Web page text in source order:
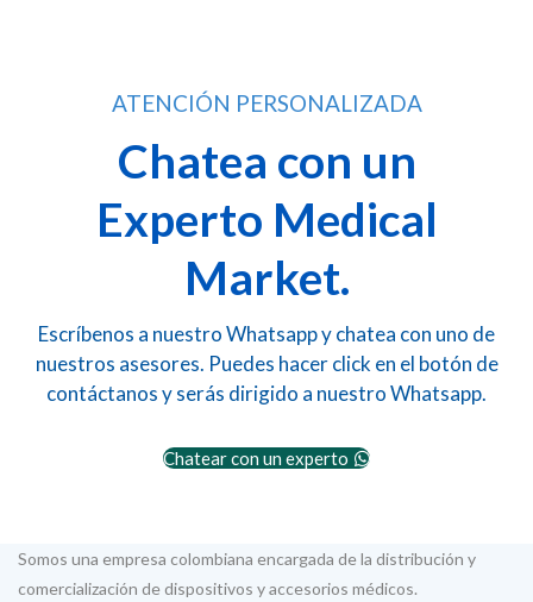
ATENCIÓN PERSONALIZADA
Chatea con un
Experto Medical
Market.
Escríbenos a nuestro Whatsapp y chatea con uno de
nuestros asesores. Puedes hacer click en el botón de
contáctanos y serás dirigido a nuestro Whatsapp.
Chatear con un experto
Somos una empresa colombiana encargada de la distribución y
comercialización de dispositivos y accesorios médicos.